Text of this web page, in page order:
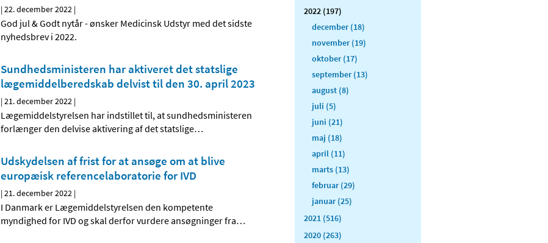
|22. december 2022 |
God jul & Godt nytår - ønsker Medicinsk Udstyr med det sidste
nyhedsbrev i 2022.
Sundhedsministeren har aktiveret det statslige
lægemiddelberedskab delvist til den 30. april 2023
|21. december 2022 |
Lægemiddelstyrelsen har indstillet til, at sundhedsministeren
forlænger den delvise aktivering af det statslige…
Udskydelsen af frist for at ansøge om at blive
europæisk referencelaboratorie for IVD
|21. december 2022 |
I Danmark er Lægemiddelstyrelsen den kompetente
myndighed for IVD og skal derfor vurdere ansøgninger fra…
2022 (197)
december (18)
november (19)
oktober (17)
september (13)
august (8)
juli (5)
juni (21)
maj (18)
april (11)
marts (13)
februar (29)
januar (25)
2021 (516)
2020 (263)